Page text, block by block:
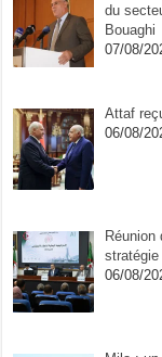
du
Bouaghi
07/08/
Attaf
06/08/
stratégie
06/08/